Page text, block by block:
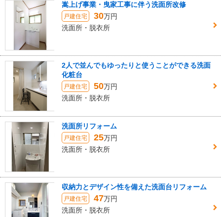
嵩上げ事業・曳家工事に伴う洗面所改修
戸建住宅 30万円
洗面所・脱衣所
2人で並んでもゆったりと使うことができる洗面
化粧台
戸建住宅 50万円
洗面所・脱衣所
洗面所リフォーム
戸建住宅 25万円
洗面所・脱衣所
収納力とデザイン性を備えた洗面台リフォーム
戸建住宅 47万円
洗面所・脱衣所